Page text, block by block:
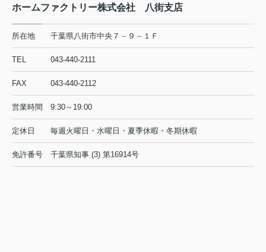
ホームファクトリー株式会社 八街支店
所在地 千葉県八街市中央７－９－１Ｆ
TEL 043-440-2111
FAX 043-440-2112
営業時間 9:30～19:00
定休日 毎週火曜日・水曜日・夏季休暇・冬期休暇
免許番号 千葉県知事 (3) 第16914号